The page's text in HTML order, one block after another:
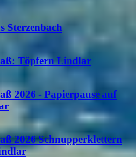
Sterzenbach
Töpfern Lindlar
2026 - Papierpause auf
2026 Schnupperklettern